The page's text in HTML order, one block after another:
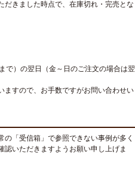
だきました時点で、在庫切れ・完売とな
で）の翌日（金～日のご注文の場合は翌
ますので、お手数ですがお問い合わせい
「受信箱」で参照できない事例が多く
いただきますようお願い申し上げま